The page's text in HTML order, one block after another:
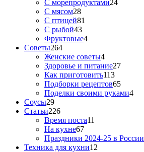
С морепродуктами24
С мясом28
С птицей81
С рыбой43
Фруктовые4
Советы264
Женские советы4
Здоровье и питание27
Как приготовить113
Подборки рецептов65
Поделки своими руками4
Соусы29
Статьи226
Время поста11
На кухне67
Праздники 2024-25 в России
Техника для кухни12